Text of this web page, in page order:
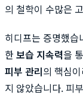
의 철학이 수많은
히디프는 증명했습
한보습 지속력을
피부 관리의 핵심
지 않았습니다. 피